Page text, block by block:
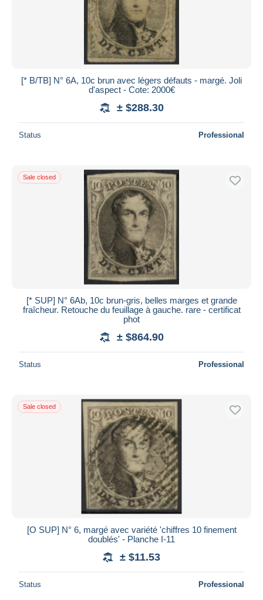
[* B/TB] N° 6A, 10c brun avec légers défauts - margé. Joli
d'aspect - Cote: 2000€
± $288.30
Status Professional
Sale closed
[* SUP] N° 6Ab, 10c brun-gris, belles marges et grande
fraîcheur. Retouche du feuillage à gauche. rare - certificat
phot
± $864.90
Status Professional
Sale closed
[O SUP] N° 6, margé avec variété 'chiffres 10 finement
doublés' - Planche I-11
± $11.53
Status Professional